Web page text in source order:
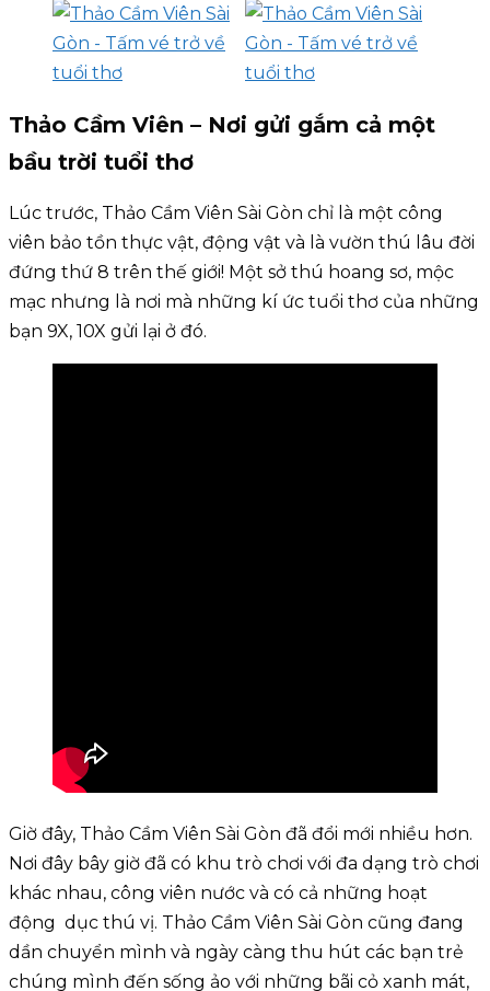
Thảo Cầm Viên – Nơi gửi gắm cả một
bầu trời tuổi thơ
Lúc trước, Thảo Cầm Viên Sài Gòn chỉ là một công
viên bảo tồn thực vật, động vật và là vườn thú lâu đời
đứng thứ 8 trên thế giới! Một sở thú hoang sơ, mộc
mạc nhưng là nơi mà những kí ức tuổi thơ của những
bạn 9X, 10X gửi lại ở đó.
Giờ đây, Thảo Cầm Viên Sài Gòn đã đổi mới nhiều hơn.
Nơi đây bây giờ đã có khu trò chơi với đa dạng trò chơi
khác nhau, công viên nước và có cả những hoạt
động dục thú vị. Thảo Cầm Viên Sài Gòn cũng đang
dần chuyển mình và ngày càng thu hút các bạn trẻ
chúng mình đến sống ảo với những bãi cỏ xanh mát,